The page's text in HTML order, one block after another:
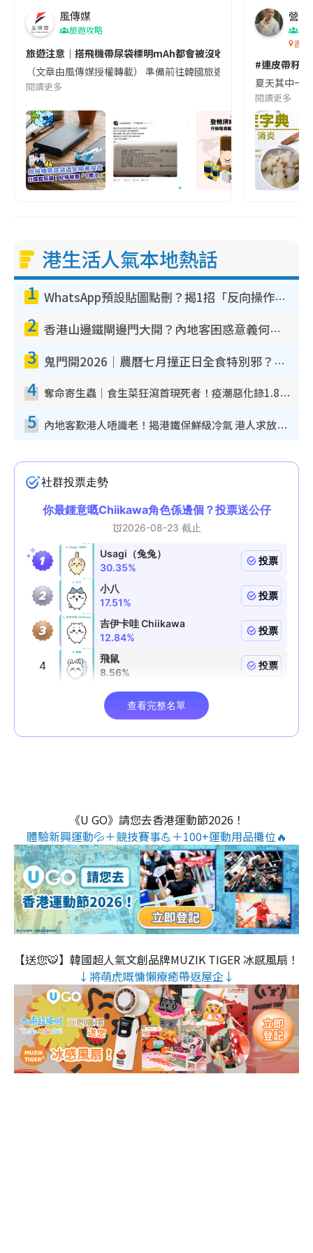
風傳媒
旅遊攻略
旅遊注意｜搭飛機帶尿袋標明mAh都會被沒收😱出發前切記檢查
（文章由風傳媒授權轉載） 準備前往韓國旅遊的民眾，近期要
閱讀更多
營養
香港
#連皮帶籽
夏天其中一
閱讀更多
港生活人氣本地熱話
1 WhatsApp預設貼圖點刪？揭1招「反向操作」還原簡潔介面 附3步實測教學
2 香港山邊鐵閘邊門大開？內地客困惑意義何在！網民神回覆：呢種叫法理性防禦
3 鬼門開2026｜農曆七月撞正日全食特別邪？專家警告切忌做一事！揭4大禁忌+2招保平安
4 奪命寄生蟲｜食生菜狂瀉首現死者！疫潮惡化錄1.8萬宗病例 揭洗菜3大謬誤
5 內地客歎港人唔識老！揭港鐵保鮮級冷氣 港人求放過：咪投訴
《U GO》請您去香港運動節2026！
體驗新興運動💦＋競技賽事💪＋100+運動用品攤位🔥
【送您🐯】韓國超人氣文創品牌MUZIK TIGER 冰感風扇！
↓將萌虎嘅慵懶療癒帶返屋企↓